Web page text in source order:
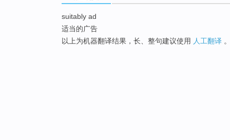
suitably ad
适当的广告
以上为机器翻译结果，长、整句建议使用 人工翻译